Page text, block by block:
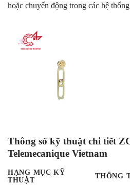
hoặc chuyển động trong các hệ
Thông số kỹ thuật chi tiết
Telemecanique Vietnam
HẠNG MỤC KỸ
THUẬT
THÔNG